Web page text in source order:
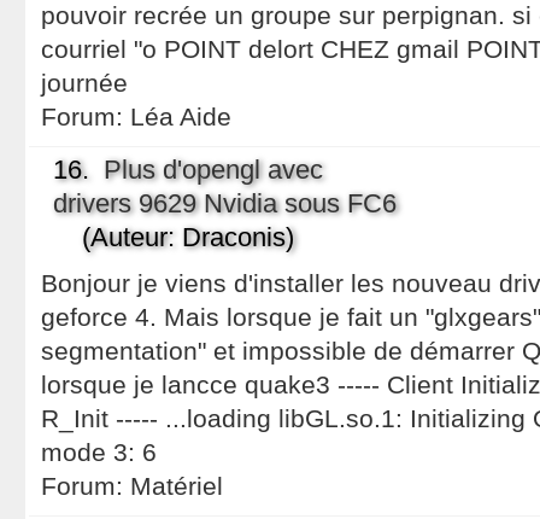
pouvoir recrée un groupe sur perpignan.
courriel "o POINT delort CHEZ gmail
journée
Forum: Léa Aide
16. Plus d'opengl avec
drivers 9629 Nvidia sous FC6
(Auteur: Draconis)
Bonjour je viens d'installer les nouveau
geforce 4. Mais lorsque je fait un
segmentation" et impossible de démarrer
lorsque je lancce quake3 ----- Client
R_Init ----- ...loading libGL.so.1: Initializing
mode 3: 6
Forum: Matériel